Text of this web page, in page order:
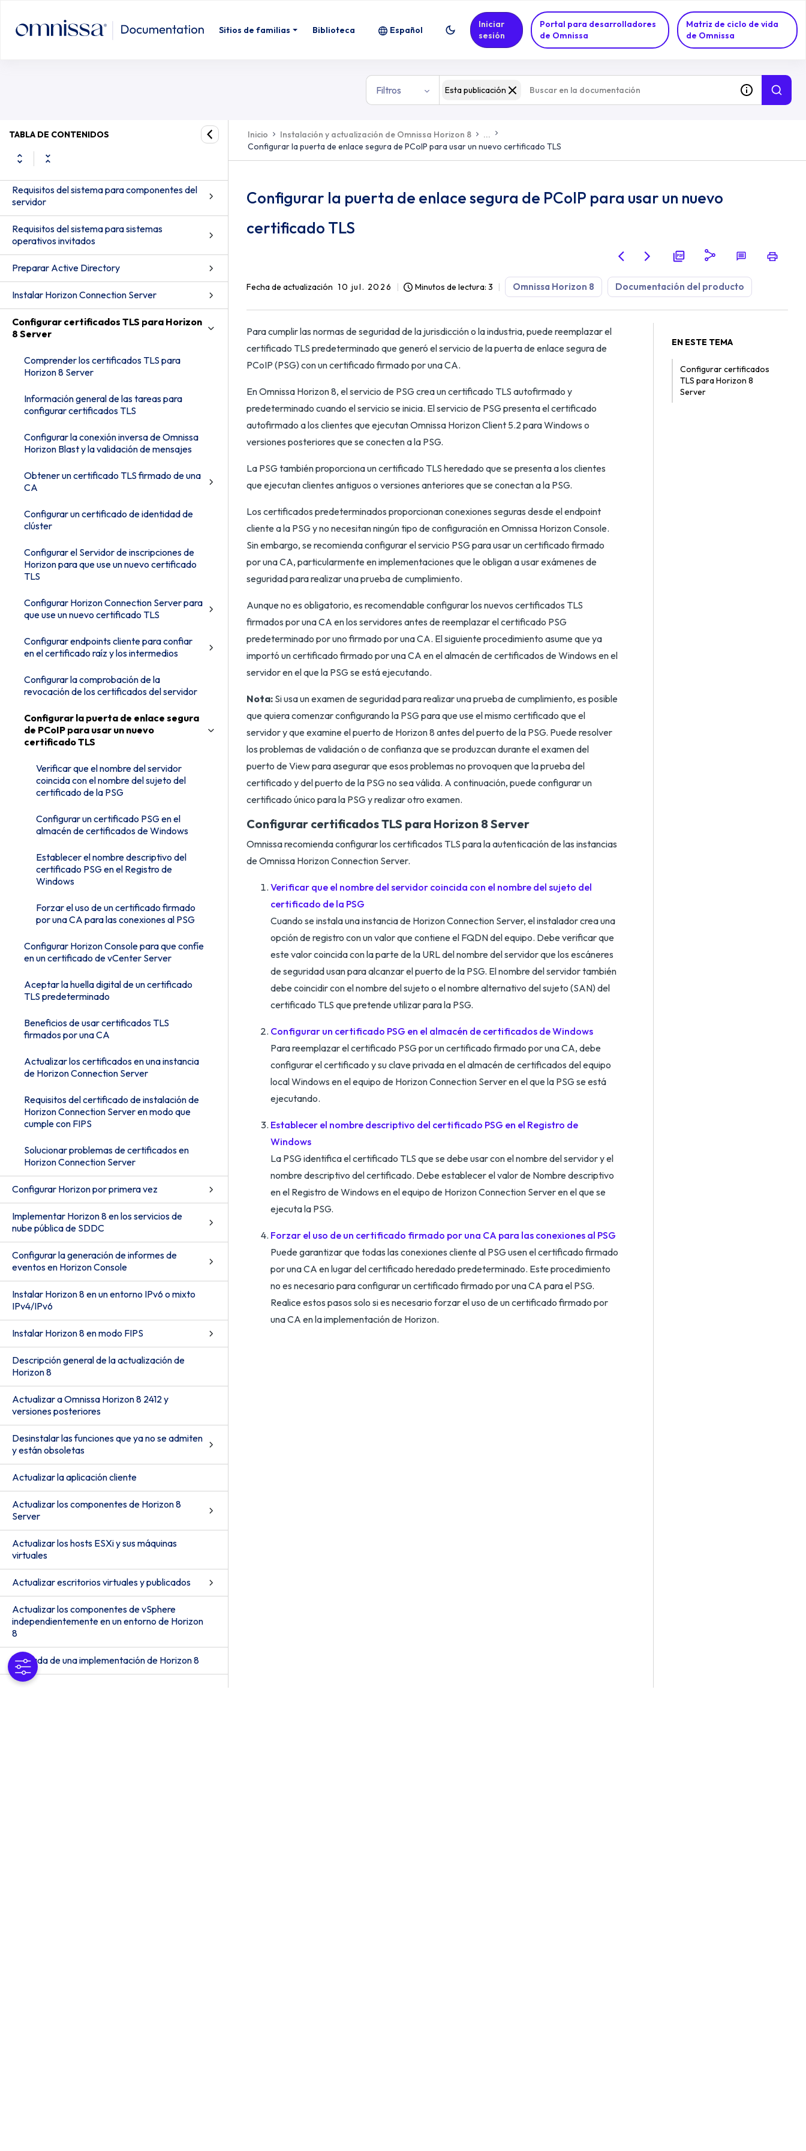
Sitios de familias Biblioteca
Portal para desarrolladores
de Omnissa
Matriz de ciclo de vida
de Omnissa
Español
Iniciar
sesión
Filtros Esta publicación
TABLA DE CONTENIDOS
Requisitos del sistema para componentes del
servidor
Requisitos del sistema para sistemas
operativos invitados
Preparar Active Directory
Instalar Horizon Connection Server
Configurar certificados TLS para Horizon
8 Server
Comprender los certificados TLS para
Horizon 8 Server
Información general de las tareas para
configurar certificados TLS
Configurar la conexión inversa de Omnissa
Horizon Blast y la validación de mensajes
Obtener un certificado TLS firmado de una
CA
Configurar un certificado de identidad de
clúster
Configurar el Servidor de inscripciones de
Horizon para que use un nuevo certificado
TLS
Configurar Horizon Connection Server para
que use un nuevo certificado TLS
Configurar endpoints cliente para confiar
en el certificado raíz y los intermedios
Configurar la comprobación de la
revocación de los certificados del servidor
Configurar la puerta de enlace segura
de PCoIP para usar un nuevo
certificado TLS
Verificar que el nombre del servidor
coincida con el nombre del sujeto del
certificado de la PSG
Configurar un certificado PSG en el
almacén de certificados de Windows
Establecer el nombre descriptivo del
certificado PSG en el Registro de
Windows
Forzar el uso de un certificado firmado
por una CA para las conexiones al PSG
Configurar Horizon Console para que confíe
en un certificado de vCenter Server
Aceptar la huella digital de un certificado
TLS predeterminado
Beneficios de usar certificados TLS
firmados por una CA
Actualizar los certificados en una instancia
de Horizon Connection Server
Requisitos del certificado de instalación de
Horizon Connection Server en modo que
cumple con FIPS
Solucionar problemas de certificados en
Horizon Connection Server
Configurar Horizon por primera vez
Implementar Horizon 8 en los servicios de
nube pública de SDDC
Configurar la generación de informes de
eventos en Horizon Console
Instalar Horizon 8 en un entorno IPv6 o mixto
IPv4/IPv6
Instalar Horizon 8 en modo FIPS
Descripción general de la actualización de
Horizon 8
Actualizar a Omnissa Horizon 8 2412 y
versiones posteriores
Desinstalar las funciones que ya no se admiten
y están obsoletas
Actualizar la aplicación cliente
Actualizar los componentes de Horizon 8
Server
Actualizar los hosts ESXi y sus máquinas
virtuales
Actualizar escritorios virtuales y publicados
Actualizar los componentes de vSphere
independientemente en un entorno de Horizon
8
Retirada de una implementación de Horizon 8
Inicio Instalación y actualización de Omnissa Horizon 8
...
Configurar la puerta de enlace segura de PCoIP para usar un nuevo certificado TLS
Configurar la puerta de enlace segura de PCoIP para usar un nuevo
certificado TLS
Fecha de actualización 10 jul. 2026 Minutos de lectura: 3 Omnissa Horizon 8 Documentación del producto
Para cumplir las normas de seguridad de la jurisdicción o la industria, puede reemplazar el
certificado TLS predeterminado que generó el servicio de la puerta de enlace segura de
PCoIP (PSG) con un certificado firmado por una CA.
En Omnissa Horizon 8, el servicio de PSG crea un certificado TLS autofirmado y
predeterminado cuando el servicio se inicia. El servicio de PSG presenta el certificado
autofirmado a los clientes que ejecutan Omnissa Horizon Client 5.2 para Windows o
versiones posteriores que se conecten a la PSG.
La PSG también proporciona un certificado TLS heredado que se presenta a los clientes
que ejecutan clientes antiguos o versiones anteriores que se conectan a la PSG.
Los certificados predeterminados proporcionan conexiones seguras desde el endpoint
cliente a la PSG y no necesitan ningún tipo de configuración en Omnissa Horizon Console.
Sin embargo, se recomienda configurar el servicio PSG para usar un certificado firmado
por una CA, particularmente en implementaciones que le obligan a usar exámenes de
seguridad para realizar una prueba de cumplimiento.
Aunque no es obligatorio, es recomendable configurar los nuevos certificados TLS
firmados por una CA en los servidores antes de reemplazar el certificado PSG
predeterminado por uno firmado por una CA. El siguiente procedimiento asume que ya
importó un certificado firmado por una CA en el almacén de certificados de Windows en el
servidor en el que la PSG se está ejecutando.
Nota: Si usa un examen de seguridad para realizar una prueba de cumplimiento, es posible
que quiera comenzar configurando la PSG para que use el mismo certificado que el
servidor y que examine el puerto de Horizon 8 antes del puerto de la PSG. Puede resolver
los problemas de validación o de confianza que se produzcan durante el examen del
puerto de View para asegurar que esos problemas no provoquen que la prueba del
certificado y del puerto de la PSG no sea válida. A continuación, puede configurar un
certificado único para la PSG y realizar otro examen.
Configurar certificados TLS para Horizon 8 Server
Omnissa recomienda configurar los certificados TLS para la autenticación de las instancias
de Omnissa Horizon Connection Server.
Verificar que el nombre del servidor coincida con el nombre del sujeto del
certificado de la PSG
Cuando se instala una instancia de Horizon Connection Server, el instalador crea una
opción de registro con un valor que contiene el FQDN del equipo. Debe verificar que
este valor coincida con la parte de la URL del nombre del servidor que los escáneres
de seguridad usan para alcanzar el puerto de la PSG. El nombre del servidor también
debe coincidir con el nombre del sujeto o el nombre alternativo del sujeto (SAN) del
certificado TLS que pretende utilizar para la PSG.
Configurar un certificado PSG en el almacén de certificados de Windows
Para reemplazar el certificado PSG por un certificado firmado por una CA, debe
configurar el certificado y su clave privada en el almacén de certificados del equipo
local Windows en el equipo de Horizon Connection Server en el que la PSG se está
ejecutando.
Establecer el nombre descriptivo del certificado PSG en el Registro de
Windows
La PSG identifica el certificado TLS que se debe usar con el nombre del servidor y el
nombre descriptivo del certificado. Debe establecer el valor de Nombre descriptivo
en el Registro de Windows en el equipo de Horizon Connection Server en el que se
ejecuta la PSG.
Forzar el uso de un certificado firmado por una CA para las conexiones al PSG
Puede garantizar que todas las conexiones cliente al PSG usen el certificado firmado
por una CA en lugar del certificado heredado predeterminado. Este procedimiento
no es necesario para configurar un certificado firmado por una CA para el PSG.
Realice estos pasos solo si es necesario forzar el uso de un certificado firmado por
una CA en la implementación de Horizon.
EN ESTE TEMA
Configurar certificados
TLS para Horizon 8
Server